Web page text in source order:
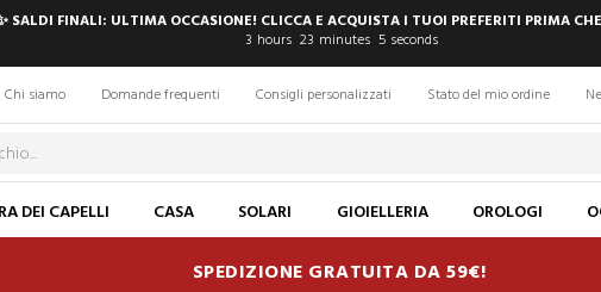
SALDI FINALI: ULTIMA OCCASIONE! CLICCA E ACQUISTA I TUOI PREFERITI PRIMA
3 hours 23 minutes 4 seconds
Chi siamo Domande frequenti Consigli personalizzati Stato del mio ordine
DEI CAPELLI CASA SOLARI GIOIELLERIA OROLOGI
SPEDIZIONE GRATUITA DA 59€!